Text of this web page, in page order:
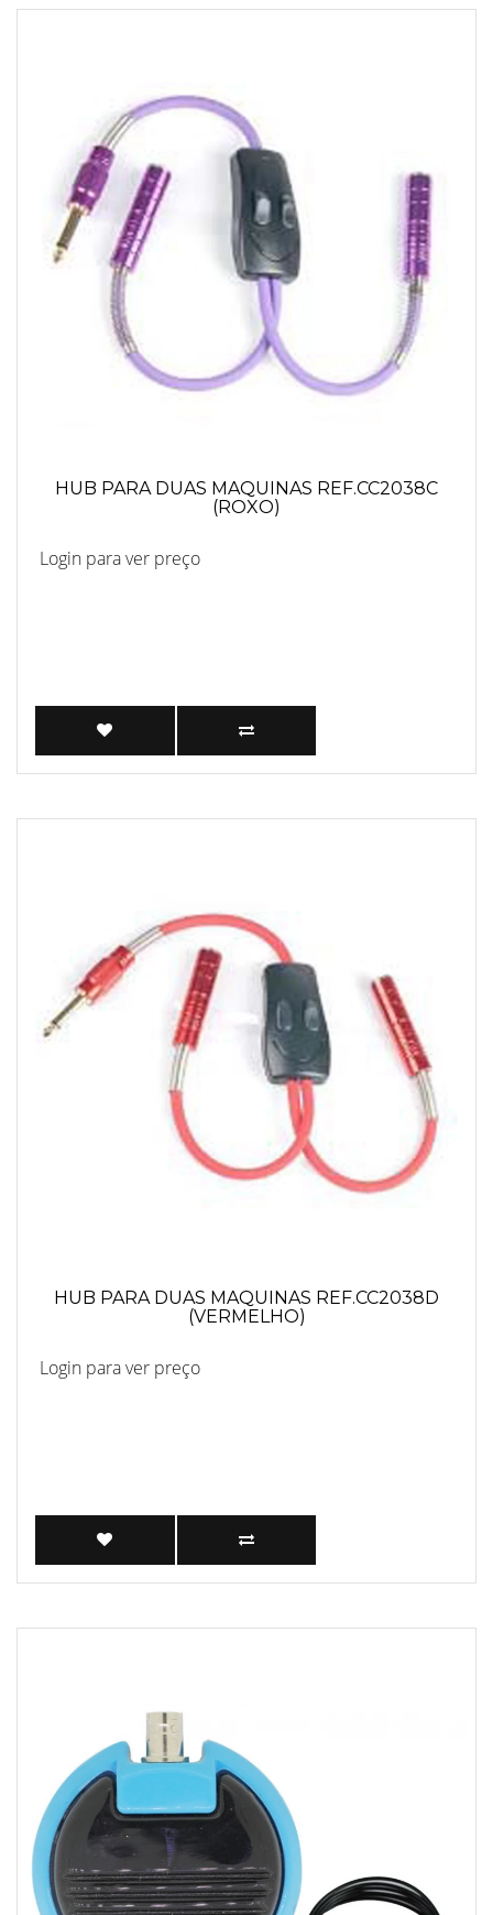
HUB PARA DUAS MAQUINAS REF.CC2038C
(ROXO)
Login para ver preço
HUB PARA DUAS MAQUINAS REF.CC2038D
(VERMELHO)
Login para ver preço